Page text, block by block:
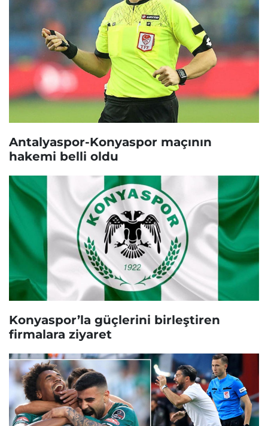
Antalyaspor-Konyaspor maçının
hakemi belli oldu
Konyaspor’la güçlerini birleştiren
firmalara ziyaret